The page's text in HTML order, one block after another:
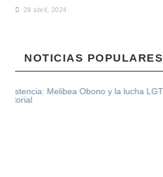
28 abril, 2024
NOTICIAS POPULARES